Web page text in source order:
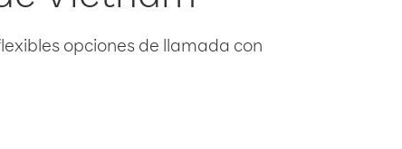
opciones de llamada con